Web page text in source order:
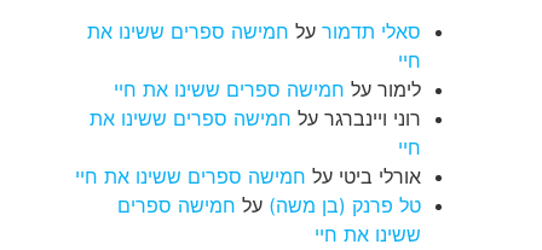
סאלי תדמור על חמישה ספרים ששינו את
חיי
לימור על חמישה ספרים ששינו את חיי
רוני ויינברגר על חמישה ספרים ששינו את
חיי
אורלי ביטי על חמישה ספרים ששינו את חיי
טל פרנק (בן משה) על חמישה ספרים
ששינו את חיי